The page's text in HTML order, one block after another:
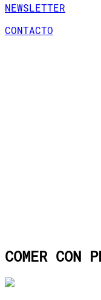
NEWSLETTER
CONTACTO
COMER CON